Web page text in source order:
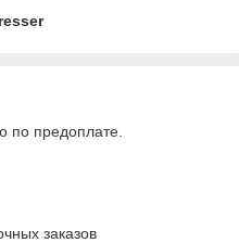
по предоплате.
заказов